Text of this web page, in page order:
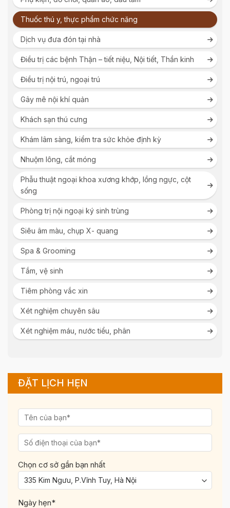
Thuốc thú y, thực phẩm chức năng
Dịch vụ đưa đón tại nhà
Điều trị các bệnh Thận – tiết niệu, Nội tiết, Thần kinh
Điều trị nội trú, ngoại trú
Gây mê nội khí quản
Khách sạn thú cưng
Khám lâm sàng, kiểm tra sức khỏe định kỳ
Nhuộm lông, cắt móng
Phẫu thuật ngoại khoa xương khớp, lồng ngực, cột
sống
Phòng trị nội ngoại ký sinh trùng
Siêu âm màu, chụp X- quang
Spa & Grooming
Tắm, vệ sinh
Tiêm phòng vắc xin
Xét nghiệm chuyên sâu
Xét nghiệm máu, nước tiểu, phân
ĐẶT LỊCH HẸN
Chọn cơ sở gần bạn nhất
Ngày hẹn*